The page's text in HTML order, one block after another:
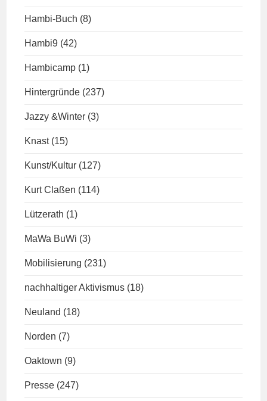
Hambi-Buch (8)
Hambi9 (42)
Hambicamp (1)
Hintergründe (237)
Jazzy &Winter (3)
Knast (15)
Kunst/Kultur (127)
Kurt Claßen (114)
Lützerath (1)
MaWa BuWi (3)
Mobilisierung (231)
nachhaltiger Aktivismus (18)
Neuland (18)
Norden (7)
Oaktown (9)
Presse (247)